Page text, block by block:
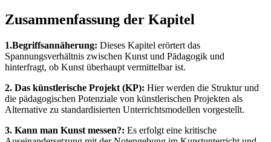
Zusammenfassung der Kapitel
1.Begriffsannäherung: Dieses Kapitel erörtert das
Spannungsverhältnis zwischen Kunst und Pädagogik und
hinterfragt, ob Kunst überhaupt vermittelbar ist.
2. Das künstlerische Projekt (KP): Hier werden die Struktur und
die pädagogischen Potenziale von künstlerischen Projekten als
Alternative zu standardisierten Unterrichtsmodellen vorgestellt.
3. Kann man Kunst messen?: Es erfolgt eine kritische